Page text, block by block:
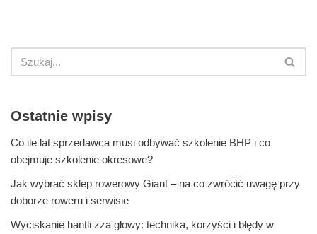
Ostatnie wpisy
Co ile lat sprzedawca musi odbywać szkolenie BHP i co
obejmuje szkolenie okresowe?
Jak wybrać sklep rowerowy Giant – na co zwrócić uwagę przy
doborze roweru i serwisie
Wyciskanie hantli zza głowy: technika, korzyści i błędy w